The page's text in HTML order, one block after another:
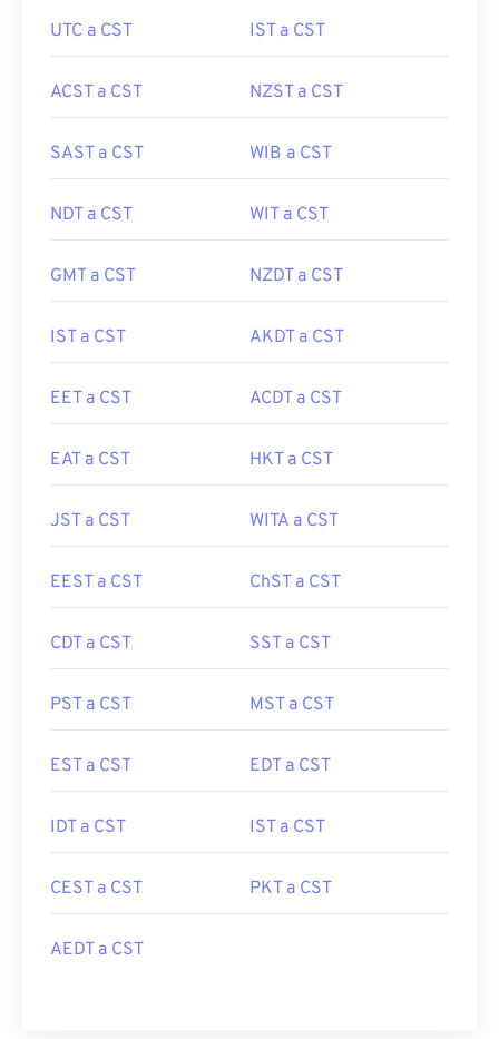
UTC a CST IST a CST
ACST a CST NZST a CST
SAST a CST WIB a CST
NDT a CST WIT a CST
GMT a CST NZDT a CST
IST a CST AKDT a CST
EET a CST ACDT a CST
EAT a CST HKT a CST
JST a CST WITA a CST
EEST a CST ChST a CST
CDT a CST SST a CST
PST a CST MST a CST
EST a CST EDT a CST
IDT a CST IST a CST
CEST a CST PKT a CST
AEDT a CST